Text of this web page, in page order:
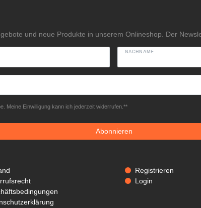
und neue Produkte in unserem Onlineshop. Der
NACHNAME
Meine Einwilligung kann ich jederzeit widerrufen.**
Abonnieren
Registrieren
Login